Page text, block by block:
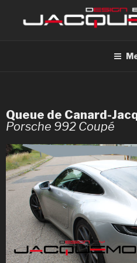
Queue de Canard-
Porsche 992 Coupé